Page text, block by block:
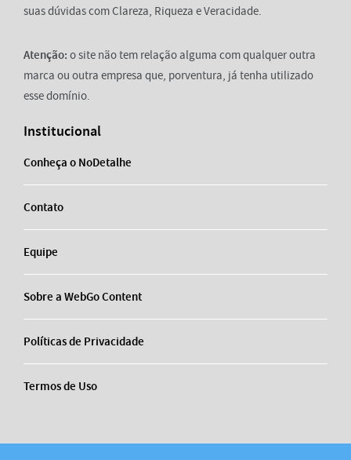
suas dúvidas com Clareza, Riqueza e Veracidade.
Atenção: o site não tem relação alguma com qualquer outra
marca ou outra empresa que, porventura, já tenha utilizado
esse domínio.
Institucional
Conheça o NoDetalhe
Contato
Equipe
Sobre a WebGo Content
Políticas de Privacidade
Termos de Uso